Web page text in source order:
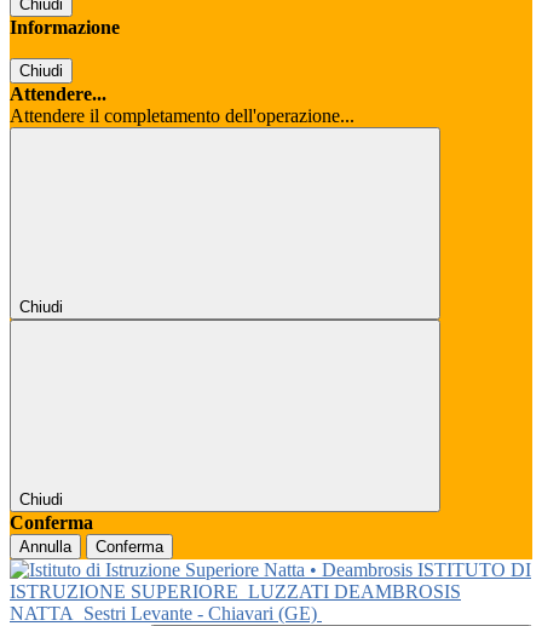
Chiudi
Informazione
Chiudi
Attendere...
Attendere il completamento dell'operazione...
Chiudi
Chiudi
Conferma
Annulla Conferma
ISTITUTO DI
ISTRUZIONE SUPERIORE LUZZATI DEAMBROSIS
NATTA
Sestri Levante - Chiavari (GE)